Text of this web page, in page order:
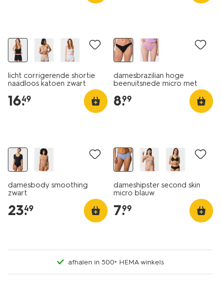
licht corrigerende shortie
naadloos katoen zwart
16.
49
damesbrazilian hoge
beenuitsnede micro met
8.
99
damesbody smoothing
zwart
23.
49
dameshipster second skin
micro blauw
7.
99
afhalen in 500+ HEMA winkels